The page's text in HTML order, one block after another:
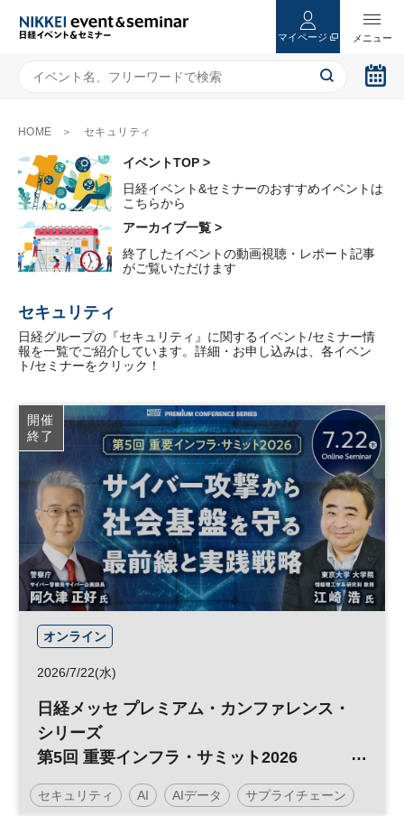
マイページ
HOME セキュリティ
イベントTOP >
日経イベント&セミナーのおすすめイベントは
こちらから
アーカイブ一覧 >
終了したイベントの動画視聴・レポート記事
がご覧いただけます
セキュリティ
日経グループの『セキュリティ』に関するイベント/セミナー情
報を一覧でご紹介しています。詳細・お申し込みは、各イベン
ト/セミナーをクリック！
開催
終了
オンライン
2026/7/22(水)
日経メッセ プレミアム・カンファレンス・
シリーズ
第5回 重要インフラ・サミット2026
サイバー攻撃から社会基盤を守る最前線と
実践戦略
セキュリティ AI AIデータ サプライチェーン